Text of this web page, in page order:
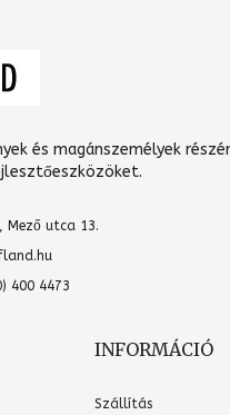
és magánszemélyek
Mező utca 13.
400 4473
INFORMÁCIÓ
Szállítás